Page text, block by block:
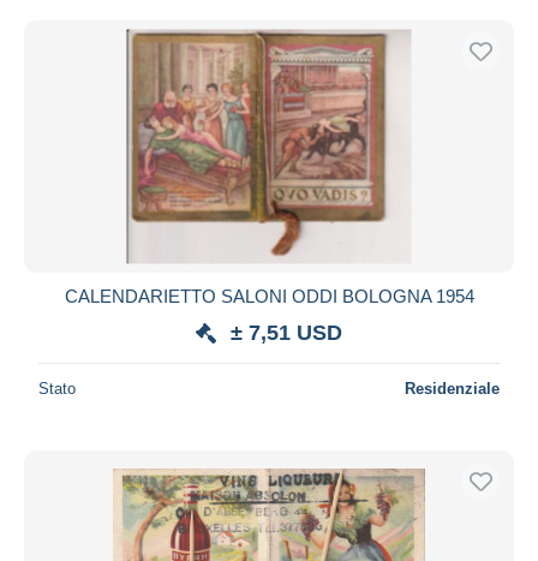
CALENDARIETTO SALONI ODDI BOLOGNA 1954
± 7,51 USD
Stato Residenziale